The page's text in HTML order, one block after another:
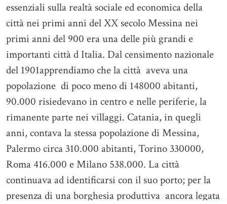
essenziali sulla realtà sociale ed economica della
città nei primi anni del XX secolo Messina nei
primi anni del 900 era una delle più grandi e
importanti città d Italia. Dal censimento nazionale
del 1901apprendiamo che la città aveva una
popolazione di poco meno di 148000 abitanti,
90.000 risiedevano in centro e nelle periferie, la
rimanente parte nei villaggi. Catania, in quegli
anni, contava la stessa popolazione di Messina,
Palermo circa 310.000 abitanti, Torino 330000,
Roma 416.000 e Milano 538.000. La città
continuava ad identificarsi con il suo porto; per la
presenza di una borghesia produttiva ancora legata